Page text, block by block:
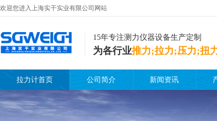
欢迎您进入上海实干实业有限公司网站
15年专注测力仪器设备生产定制
为各行业推力;拉力;压力;扭
拉力计首页 公司简介 新闻资讯